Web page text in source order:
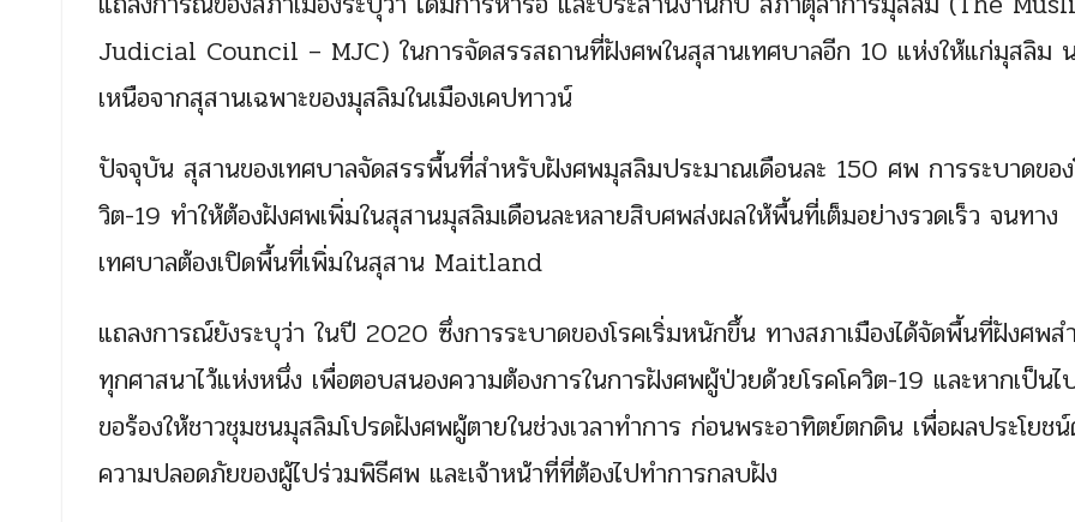
Judicial Council – MJC) ในการจัดสรรสถานที่ฝังศพในสุสานเทศบาลอีก 10 แห่งให้แก่มุสลิม
เหนือจากสุสานเฉพาะของมุสลิมในเมืองเคปทาวน์
ปัจจุบัน สุสานของเทศบาลจัดสรรพื้นที่สำหรับฝังศพมุสลิมประมาณเดือนละ 150 ศพ การระบาดของ
วิต-19 ทำให้ต้องฝังศพเพิ่มในสุสานมุสลิมเดือนละหลายสิบศพส่งผลให้พื้นที่เต็มอย่างรวดเร็ว จนทาง
เทศบาลต้องเปิดพื้นที่เพิ่มในสุสาน Maitland
แถลงการณ์ยังระบุว่า ในปี 2020 ซึ่งการระบาดของโรคเริ่มหนักขึ้น ทางสภาเมืองได้จัดพื้นที่ฝังศพ
ทุกศาสนาไว้แห่งหนึ่ง เพื่อตอบสนองความต้องการในการฝังศพผู้ป่วยด้วยโรคโควิต-19 และหากเป็นไ
ขอร้องให้ชาวชุมชนมุสลิมโปรดฝังศพผู้ตายในช่วงเวลาทำการ ก่อนพระอาทิตย์ตกดิน เพื่อผลประโยช
ความปลอดภัยของผู้ไปร่วมพิธีศพ และเจ้าหน้าที่ที่ต้องไปทำการกลบฝัง